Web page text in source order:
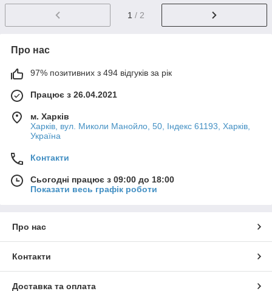
1 / 2
Про нас
97% позитивних з 494 відгуків за рік
Працює з 26.04.2021
м. Харків
Харків, вул. Миколи Манойло, 50, Індекс 61193, Харків,
Україна
Контакти
Сьогодні працює з 09:00 до 18:00
Показати весь графік роботи
Про нас
Контакти
Доставка та оплата